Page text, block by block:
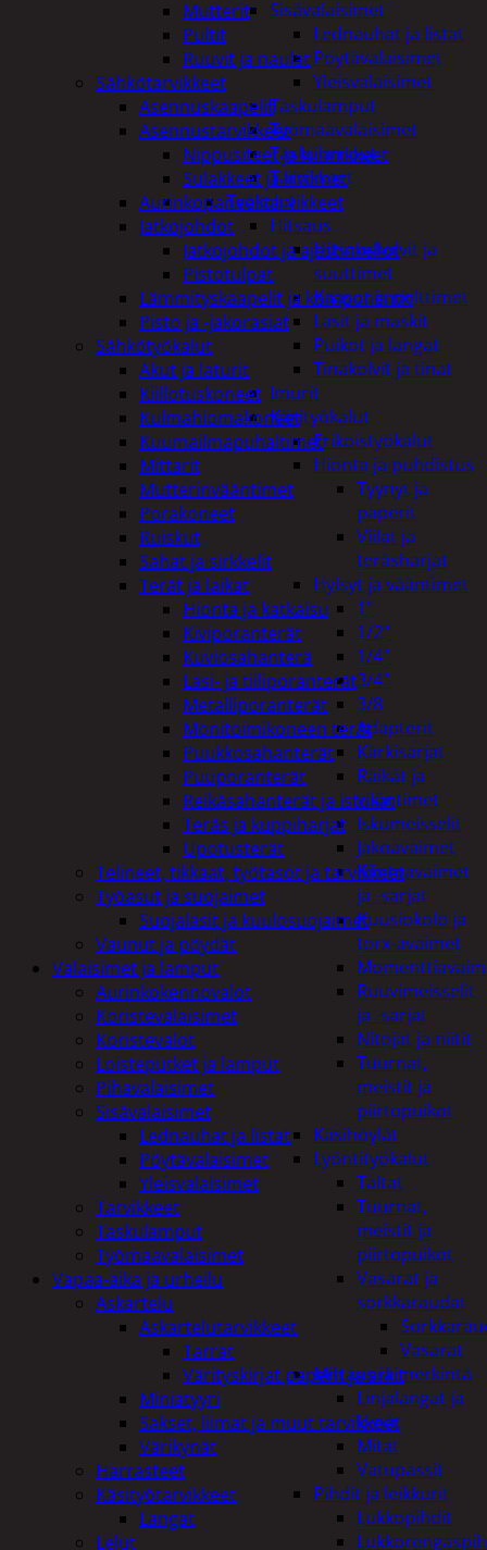
Sisävalaisimet
Lednauhat ja listat
Pöytävalaisimet
Yleisvalaisimet
Taskulamput
Työmaavalaisimet
Taskulamput
Tarvikkeet
Työkalut
Hitsaus
Hitsauskolvit ja
suuttimet
Kaasut ja polttimet
Lasit ja maskit
Puikot ja langat
Tinakolvit ja tinat
Imurit
Käsityökalut
Erikoistyökalut
Hionta ja puhdistus
Tyynyt ja
paperit
Viilat ja
teräsharjat
Hylsyt ja vääntimet
1"
1/2"
1/4"
3/4"
3/8
Adapterit
Kärkisarjat
Räikät ja
vääntimet
Iskumeisselit
Jakoavaimet
Kiintoavaimet
ja -sarjat
Kuusiokolo ja
torx-avaimet
Ruuvimeisselit
ja -sarjat
Nitojat ja niitit
Tuurnat,
meistit ja
piirtopuikot
Käsihöylät
Lyöntityökalut
Taltat
Tuurnat,
meistit ja
piirtopuikot
Vasarat ja
sorkkaraudat
Vasarat
Mittaus ja merkintä
Linjalangat ja
kynät
Mitat
Vatupassit
Pihdit ja leikkurit
Lukkopihdit
Mutterit
Pultit
Ruuvit ja naulat
Sähkötarvikkeet
Asennuskaapelit
Asennustarvikkeet
Nippusiteet ja kiinnikkeet
Sulakkeet ja liittimet
Aurinkopaneelitarvikkeet
Jatkojohdot
Jatkojohdot ja ajastinkellot
Pistotulpat
Lämmityskaapelit ja komponentit
Pisto ja -jakorasiat
Sähkötyökalut
Akut ja laturit
Kiillotuskoneet
Kulmahiomakoneet
Kuumailmapuhaltimet
Mittarit
Mutterinvääntimet
Porakoneet
Ruiskut
Sahat ja sirkkelit
Terät ja laikat
Hionta ja katkaisu
Kiviporanterät
Kuviosahanterä
Lasi- ja tiiliporanterät
Metalliporanterät
Monitoimikoneen terät
Puukkosahanterät
Puuporanterät
Reikäsahanterät ja istukat
Teräs ja kuppiharjat
Upotusterät
Telineet, tikkaat, työtasot ja tarvikkeet
Työasut ja suojaimet
Suojalasit ja kuulosuojaimet
Vaunut ja pöydät
Valaisimet ja lamput
Aurinkokennovalot
Koristevalaisimet
Koristevalot
Loisteputket ja lamput
Pihavalaisimet
Sisävalaisimet
Lednauhat ja listat
Pöytävalaisimet
Yleisvalaisimet
Tarvikkeet
Taskulamput
Työmaavalaisimet
Vapaa-aika ja urheilu
Askartelu
Askartelutarvikkeet
Tarrat
Värityskirjat paperit ja arkit
Miniatyyri
Sakset, liimat ja muut tarvikkeet
Värikynät
Harrasteet
Käsityötarvikkeet
Langat
Lelut